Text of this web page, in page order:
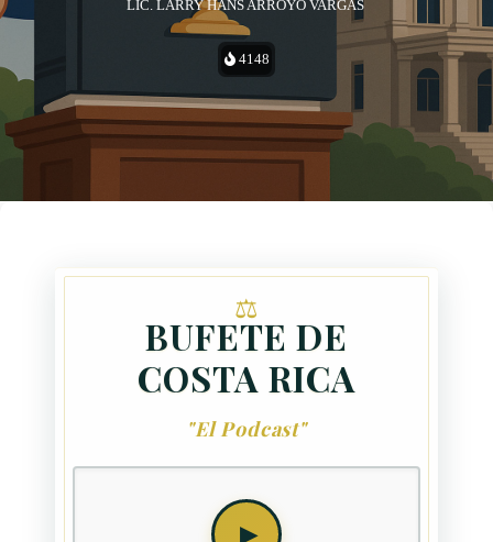
LIC. LARRY HANS ARROYO VARGAS
4148
BUFETE DE
COSTA RICA
"El Podcast"